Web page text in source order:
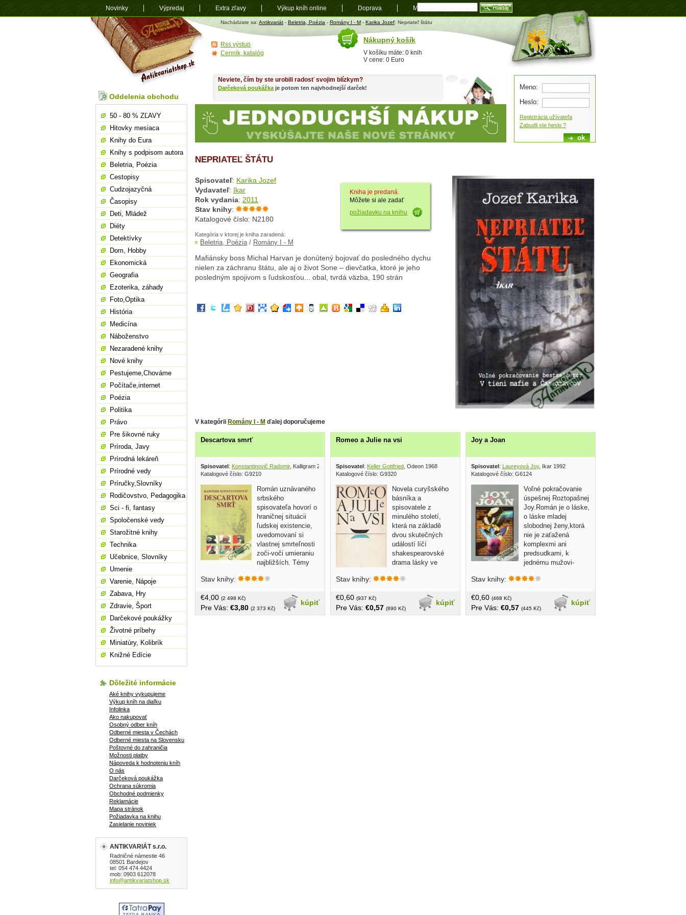
Antikvariát
shop.sk
Nachádzate sa: Antikvariát - Beletria, Poézia - Romány I - M - Karika Jozef: Nepriateľ štátu
NEPRIATEĽ ŠTÁTU
Kniha je predaná.
Môžete si ale zadať
požiadavku na knihu
Spisovateľ: Karika Jozef
Vydavateľ: Ikar
Rok vydania: 2011
Stav knihy:
Katalogové číslo: N2180
Kategória v ktorej je kniha zaradená:
Beletria, Poézia/ Romány I - M
Mafiánsky boss Michal Harvan je donútený bojovať do posledného dychu
nielen za záchranu štátu, ale aj o život Sone – dievčatka, ktoré je jeho
posledným spojivom s ľudskosťou... obal, tvrdá väzba, 190 strán
V kategórii Romány I - M ďalej doporučujeme
Descartova smrť
Spisovatel: Konstantinovič Radomir, Kalligram 2000
Katalogové číslo: G9210
Román uznávaného
srbského
spisovateľa hovorí o
hraničnej situácii
ľudskej existencie,
uvedomovaní si
vlastnej smrteľnosti
zoči-voči umieraniu
najbližších. Témy
beznádeje sú tu reflektované cez
tvrdá väzba, 144 strán
Stav knihy:
kúpiť
€4,00 (2 498 Kč)
Pre Vás: €3,80 (2 373 Kč)
Romeo a Julie na vsi
Spisovatel: Keller Gottfried , Odeon 1968
Katalogové číslo: G9320
Novela curyšského
básníka a
spisovatele z
minulého století,
která na základě
dvou skutečných
událostí líčí
shakespearovské
drama lásky ve
prostředí. Dva mladí
žijících v nesmiřitelném nepřátelství,
zvolí smrt ve vlnách řeky, když
nemohou nalézt u svých rodičů
Stav knihy:
kúpiť
€0,60 (937 Kč)
Pre Vás: €0,57 (890 Kč)
Joy a Joan
Spisovatel: Laureyová Joy, Ikar 1992
Katalogové číslo: G6124
Voľné pokračovanie
úspešnej Roztopašnej
Joy.Román je o láske,
o láske mladej
slobodnej ženy,ktorá
nie je zaťažená
komplexmi ani
predsudkami, k
jednému mužovi-
brožovaná, 145 strán
Stav knihy:
kúpiť
€0,60 (468 Kč)
Pre Vás: €0,57 (445 Kč)
Neviete, čím by ste urobili radosť svojim blízkym?
Darčeková poukážka je potom ten najvhodnejší darček!
Oddelenia obchodu
50 - 80 % ZĽAVY
Hitovky mesiaca
Knihy do Eura
Knihy s podpisom autora
Beletria, Poézia
Cestopisy
Cudzojazyčná
Časopisy
Deti, Mládež
Diéty
Detektívky
Dom, Hobby
Ekonomická
Geografia
Ezoterika, záhady
Foto,Optika
História
Medicína
Náboženstvo
Nezaradené knihy
Nové knihy
Pestujeme,Chováme
Počítače,internet
Poézia
Politika
Právo
Pre šikovné ruky
Príroda, Javy
Prírodná lekáreň
Prírodné vedy
Príručky,Slovníky
Rodičovstvo, Pedagogika
Sci - fi, fantasy
Spoločenské vedy
Starožitné knihy
Technika
Učebnice, Slovníky
Umenie
Varenie, Nápoje
Zabava, Hry
Zdravie, Šport
Darčekové poukážky
Životné príbehy
Miniatúry, Kolibrík
Knižné Edície
Dôležité informácie
Aké knihy vykupujeme
Výkup kníh na diaľku
Infolinka
Ako nakupovať
Osobný odber kníh
Odberné miesta v Čechách
Odberné miesta na Slovensku
Poštovné do zahraničia
Možnosti platby
Nápoveda k hodnoteniu kníh
O nás
Darčeková poukážka
Ochrana súkromia
Obchodné podmienky
Reklamácie
Mapa stránok
Požiadavka na knihu
Zasielanie noviniek
ANTIKVARIÁT s.r.o.
Radničné námestie 46
08501 Bardejov
tel: 054 474 4424
mob: 0903 612078
info@antikvariatshop.sk
Meno:
Heslo:
Registrácia užívateľa
Zabudli ste heslo ?
Nákupný košík
V košíku máte: 0 knih
V cene: 0 Euro
Rss výstup
Cenník, katalóg
Novinky Výpredaj Extra zľavy Výkup kníh online Doprava Mapa